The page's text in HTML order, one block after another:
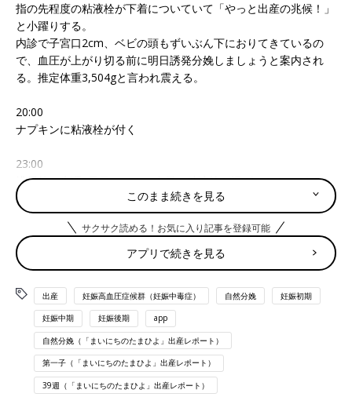
指の先程度の粘液栓が下着についていて「やっと出産の兆候！」
と小躍りする。
内診で子宮口2cm、ベビの頭もずいぶん下におりてきているの
で、血圧が上がり切る前に明日誘発分娩しましょうと案内され
る。推定体重3,504gと言われ震える。
20:00
ナプキンに粘液栓が付く
23:00
排尿後、生理2日目レベルの血量と粘液栓が混ざったものがペー
パーに付く
1/15
0:30
弱目の腹痛が10〜30分おきにあり、念のため陣痛カウンターを
使用する。が、途中で寝落ちする。
3:00〜5:00
1時間に1回、腹痛で目が覚める
9:00
病院到着、血圧は上140下100前後と案の定高め。内診で子宮口
このまま続きを見る
サクサク読める！お気に入り記事を登録可能
アプリで続きを見る
出産 妊娠高血圧症候群（妊娠中毒症） 自然分娩 妊娠初期
妊娠中期 妊娠後期 app
自然分娩（「まいにちのたまひよ」出産レポート）
第一子（「まいにちのたまひよ」出産レポート）
39週（「まいにちのたまひよ」出産レポート）